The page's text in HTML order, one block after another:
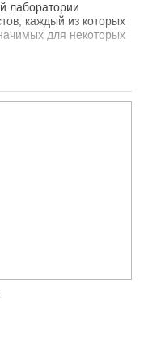
лаборатории
каждый из которых
для некоторых
коду).